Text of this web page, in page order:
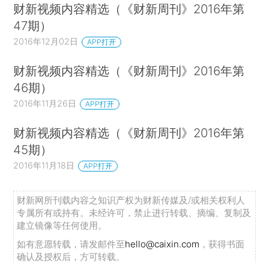
财新视频内容精选（《财新周刊》2016年第
47期）
2016年12月02日 APP打开
财新视频内容精选（《财新周刊》2016年第
46期）
2016年11月26日 APP打开
财新视频内容精选（《财新周刊》2016年第
45期）
2016年11月18日 APP打开
财新网所刊载内容之知识产权为财新传媒及/或相关权利人
专属所有或持有。未经许可，禁止进行转载、摘编、复制及
建立镜像等任何使用。
如有意愿转载，请发邮件至hello@caixin.com ，获得书面
确认及授权后，方可转载。